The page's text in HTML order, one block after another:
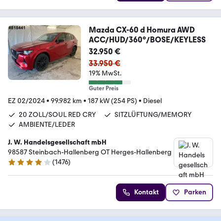
Mazda CX-60 d Homura AWD
ACC/HUD/360°/BOSE/KEYLESS
32.950 €
33.950 €
19% MwSt.
Guter Preis
EZ 02/2024• 99.982 km • 187 kW (254 PS) • Diesel
20 ZOLL/SOUL RED CRY
SITZLÜFTUNG/MEMORY
AMBIENTE/LEDER
J. W. Handelsgesellschaft mbH
98587 Steinbach-Hallenberg OT Herges-Hallenberg
4.2 Sterne
(1476)
Kontakt Parken